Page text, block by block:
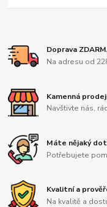
Doprava
Na adresu od
Kamenná
Navštivte nás,
Máte nějaký
Potřebujete
Kvalitní a
Na kvalitě a